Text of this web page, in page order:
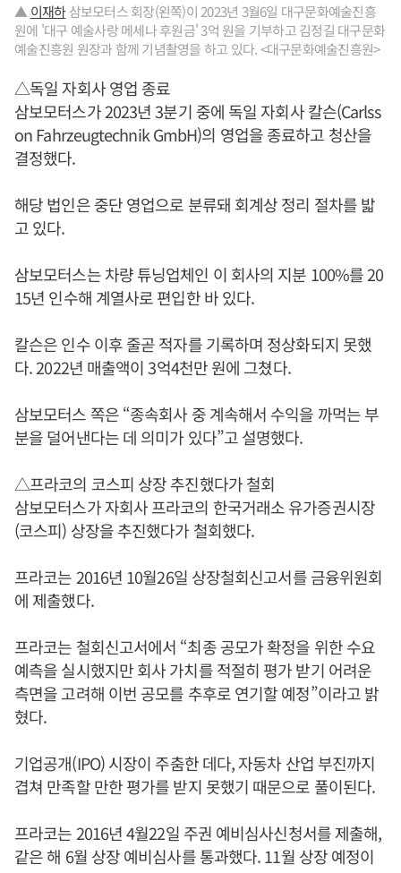
▲ 이재하삼보모터스 회장(왼쪽)이 2023년 3월6일 대구문화예술진흥
원에 '대구 예술사랑 메세나 후원금' 3억 원을 기부하고 김정길 대구문화
예술진흥원 원장과 함께 기념촬영을 하고 있다. <대구문화예술진흥원>
△독일 자회사 영업 종료
삼보모터스가 2023년 3분기 중에 독일 자회사 칼슨(Carlss
on Fahrzeugtechnik GmbH)의 영업을 종료하고 청산을
결정했다.
해당 법인은 중단 영업으로 분류돼 회계상 정리 절차를 밟
고 있다.
삼보모터스는 차량 튜닝업체인 이 회사의 지분 100%를 20
15년 인수해 계열사로 편입한 바 있다.
칼슨은 인수 이후 줄곧 적자를 기록하며 정상화되지 못했
다. 2022년 매출액이 3억4천만 원에 그쳤다.
삼보모터스 쪽은 “종속회사 중 계속해서 수익을 까먹는 부
분을 덜어낸다는 데 의미가 있다”고 설명했다.
△프라코의 코스피 상장 추진했다가 철회
삼보모터스가 자회사 프라코의 한국거래소 유가증권시장
(코스피) 상장을 추진했다가 철회했다.
프라코는 2016년 10월26일 상장철회신고서를 금융위원회
에 제출했다.
프라코는 철회신고서에서 “최종 공모가 확정을 위한 수요
예측을 실시했지만 회사 가치를 적절히 평가 받기 어려운
측면을 고려해 이번 공모를 추후로 연기할 예정”이라고 밝
혔다.
기업공개(IPO) 시장이 주춤한 데다, 자동차 산업 부진까지
겹쳐 만족할 만한 평가를 받지 못했기 때문으로 풀이된다.
프라코는 2016년 4월22일 주권 예비심사신청서를 제출해,
같은 해 6월 상장 예비심사를 통과했다. 11월 상장 예정이